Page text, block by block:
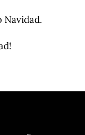
Navidad.